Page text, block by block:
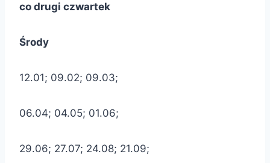
co drugi czwartek
Środy
12.01; 09.02; 09.03;
06.04; 04.05; 01.06;
29.06; 27.07; 24.08; 21.09;